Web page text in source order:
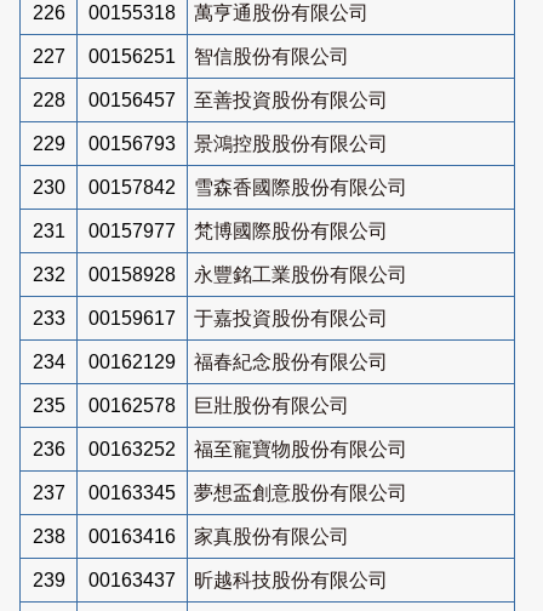
226 00155318 萬亨通股份有限公司
227 00156251 智信股份有限公司
228 00156457 至善投資股份有限公司
229 00156793 景鴻控股股份有限公司
230 00157842 雪森香國際股份有限公司
231 00157977 梵博國際股份有限公司
232 00158928 永豐銘工業股份有限公司
233 00159617 于嘉投資股份有限公司
234 00162129 福春紀念股份有限公司
235 00162578 巨壯股份有限公司
236 00163252 福至寵寶物股份有限公司
237 00163345 夢想盃創意股份有限公司
238 00163416 家真股份有限公司
239 00163437 昕越科技股份有限公司